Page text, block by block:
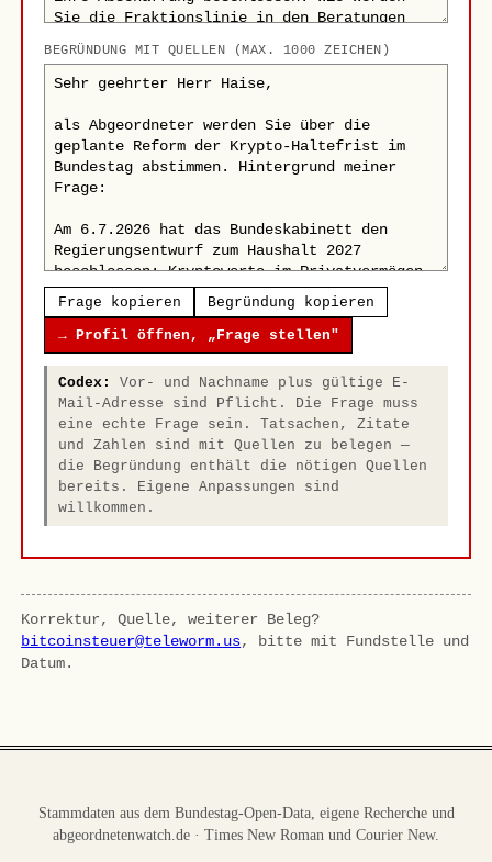
BEGRÜNDUNG MIT QUELLEN (MAX. 1000 ZEICHEN)
Frage kopieren Begründung kopieren
→ Profil öffnen, „Frage stellen"
Codex:
Vor- und Nachname plus gültige E-
Mail-Adresse sind Pflicht. Die Frage muss
eine echte Frage sein. Tatsachen, Zitate
und Zahlen sind mit Quellen zu belegen —
die Begründung enthält die nötigen Quellen
bereits. Eigene Anpassungen sind
willkommen.
Korrektur, Quelle, weiterer Beleg?
bitcoinsteuer@teleworm.us, bitte mit Fundstelle und
Datum.
Stammdaten aus dem Bundestag-Open-Data, eigene Recherche und
abgeordnetenwatch.de · Times New Roman und Courier New.